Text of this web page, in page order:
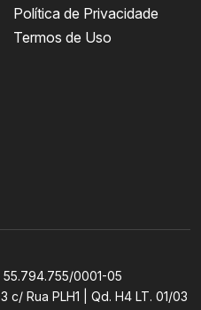
Política de Privacidade
Termos de Uso
55.794.755/0001-05
c/ Rua PLH1 | Qd. H4 LT. 01/03